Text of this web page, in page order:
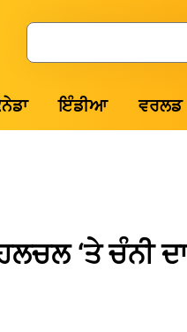
Search
ਇੰਡੀਆ ਵਰਲਡ
‘ਤੇ ਚੰਨੀ